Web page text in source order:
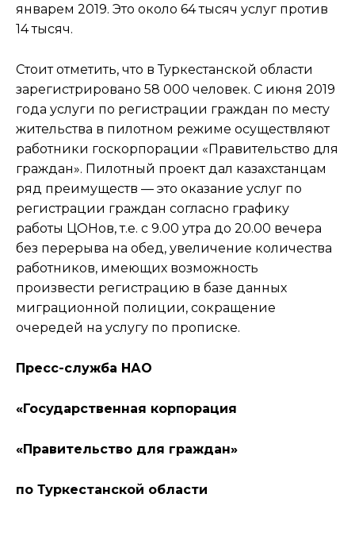
январем 2019. Это около 64 тысяч услуг против
14 тысяч.
Стоит отметить, что в Туркестанской области
зарегистрировано 58 000 человек. С июня 2019
года услуги по регистрации граждан по месту
жительства в пилотном режиме осуществляют
работники госкорпорации «Правительство для
граждан». Пилотный проект дал казахстанцам
ряд преимуществ — это оказание услуг по
регистрации граждан согласно графику
работы ЦОНов, т.е. с 9.00 утра до 20.00 вечера
без перерыва на обед, увеличение количества
работников, имеющих возможность
произвести регистрацию в базе данных
миграционной полиции, сокращение
очередей на услугу по прописке.
Пресс-служба НАО
«Государственная корпорация
«Правительство для граждан»
по Туркестанской области